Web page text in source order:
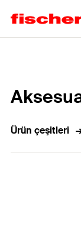
Ürün çeşitleri